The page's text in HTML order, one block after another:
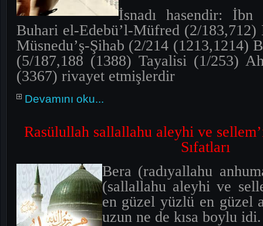
İsnadı hasendir:
Buhari el-Edebü’l-Müfred (2/
Müsnedu’ş-Şihab (2/214 (1213,1214)
(5/187,188 (1388) Tayalisi (1/253)
(3367) rivayet etmişlerdir
Devamını oku...
Rasülullah sallallahu aleyhi ve
Sıfatları
Bera (radıyallahu
(sallallahu aleyhi ve
en güzel yüzlü en güzel
uzun ne de kısa boylu idi.